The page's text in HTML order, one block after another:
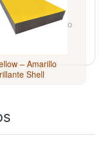
Categorías:
Panel
Compuesto